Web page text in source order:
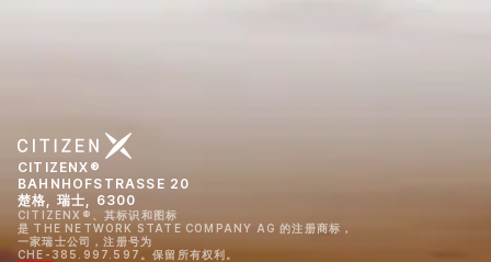
CITIZENX®
BAHNHOFSTRASSE 20
楚格, 瑞士, 6300
CITIZENX®、其标识和图标
是 THE NETWORK STATE COMPANY AG 的注册商标，
一家瑞士公司，注册号为
CHE-385.997.597。保留所有权利。